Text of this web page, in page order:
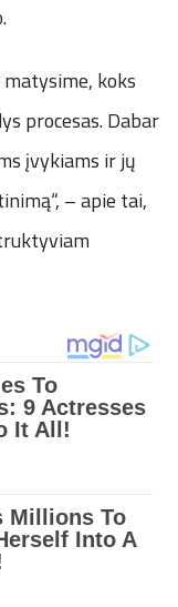
koks
procesas. Dabar
įvykiams ir jų
– apie tai,